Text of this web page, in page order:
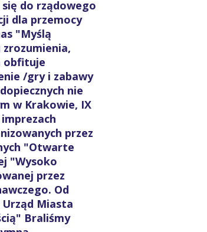
do rządowego
dla przemocy
"Myślą
obfituje
/gry i zabawy
nie
w Krakowie, IX
przez
"Otwarte
"Wysoko
przez
Od
Miasta
Braliśmy